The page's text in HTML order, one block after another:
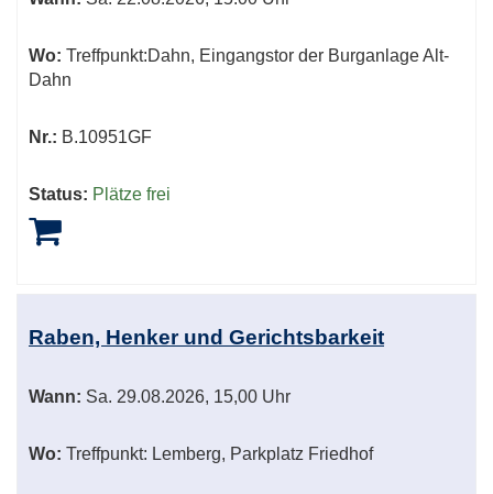
Wo: Treffpunkt:Dahn, Eingangstor der Burganlage Alt-
Dahn
Nr.: B.10951GF
Status: Plätze frei
Raben, Henker und Gerichtsbarkeit
Wann: Sa. 29.08.2026, 15,00 Uhr
Wo: Treffpunkt: Lemberg, Parkplatz Friedhof